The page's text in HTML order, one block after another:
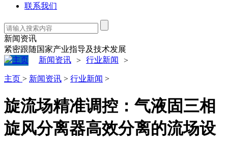
联系我们
新闻资讯
紧密跟随国家产业指导及技术发展
新闻资讯 > 行业新闻 >
主页 > 新闻资讯 > 行业新闻 >
旋流场精准调控：气液固三相
旋风分离器高效分离的流场设